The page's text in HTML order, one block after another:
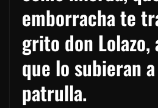
emborracha te
grito don Lolazo,
que lo subieran
patrulla.